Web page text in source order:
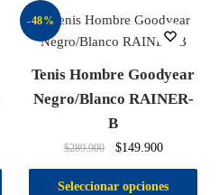
-48%
Tenis Hombre Goodyear
Negro/Blanco RAINER-
B
$289.900 $149.900
Seleccionar opciones